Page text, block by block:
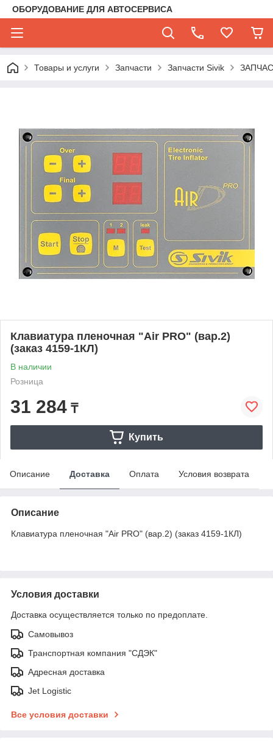
ОБОРУДОВАНИЕ ДЛЯ АВТОСЕРВИСА
Товары и услуги Запчасти Запчасти Sivik
Клавиатура пленочная "Air PRO" (вар.2)
(заказ 4159-1КЛ)
В наличии
Розница
31 284 ₸
Купить
Описание Доставка Оплата Условия возврата
Описание
Клавиатура пленочная "Air PRO" (вар.2) (заказ 4159-1КЛ)
Условия доставки
Доставка осуществляется только по предоплате.
Самовывоз
Транспортная компания "СДЭК"
Адресная доставка
Jet Logistic
Все условия доставки